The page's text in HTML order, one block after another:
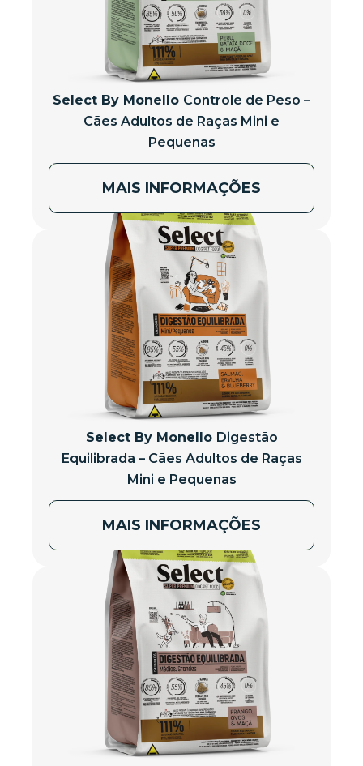
Select By Monello Controle de Peso –
Cães Adultos de Raças Mini e
Pequenas
MAIS INFORMAÇÕES
Select By Monello Digestão
Equilibrada – Cães Adultos de Raças
Mini e Pequenas
MAIS INFORMAÇÕES